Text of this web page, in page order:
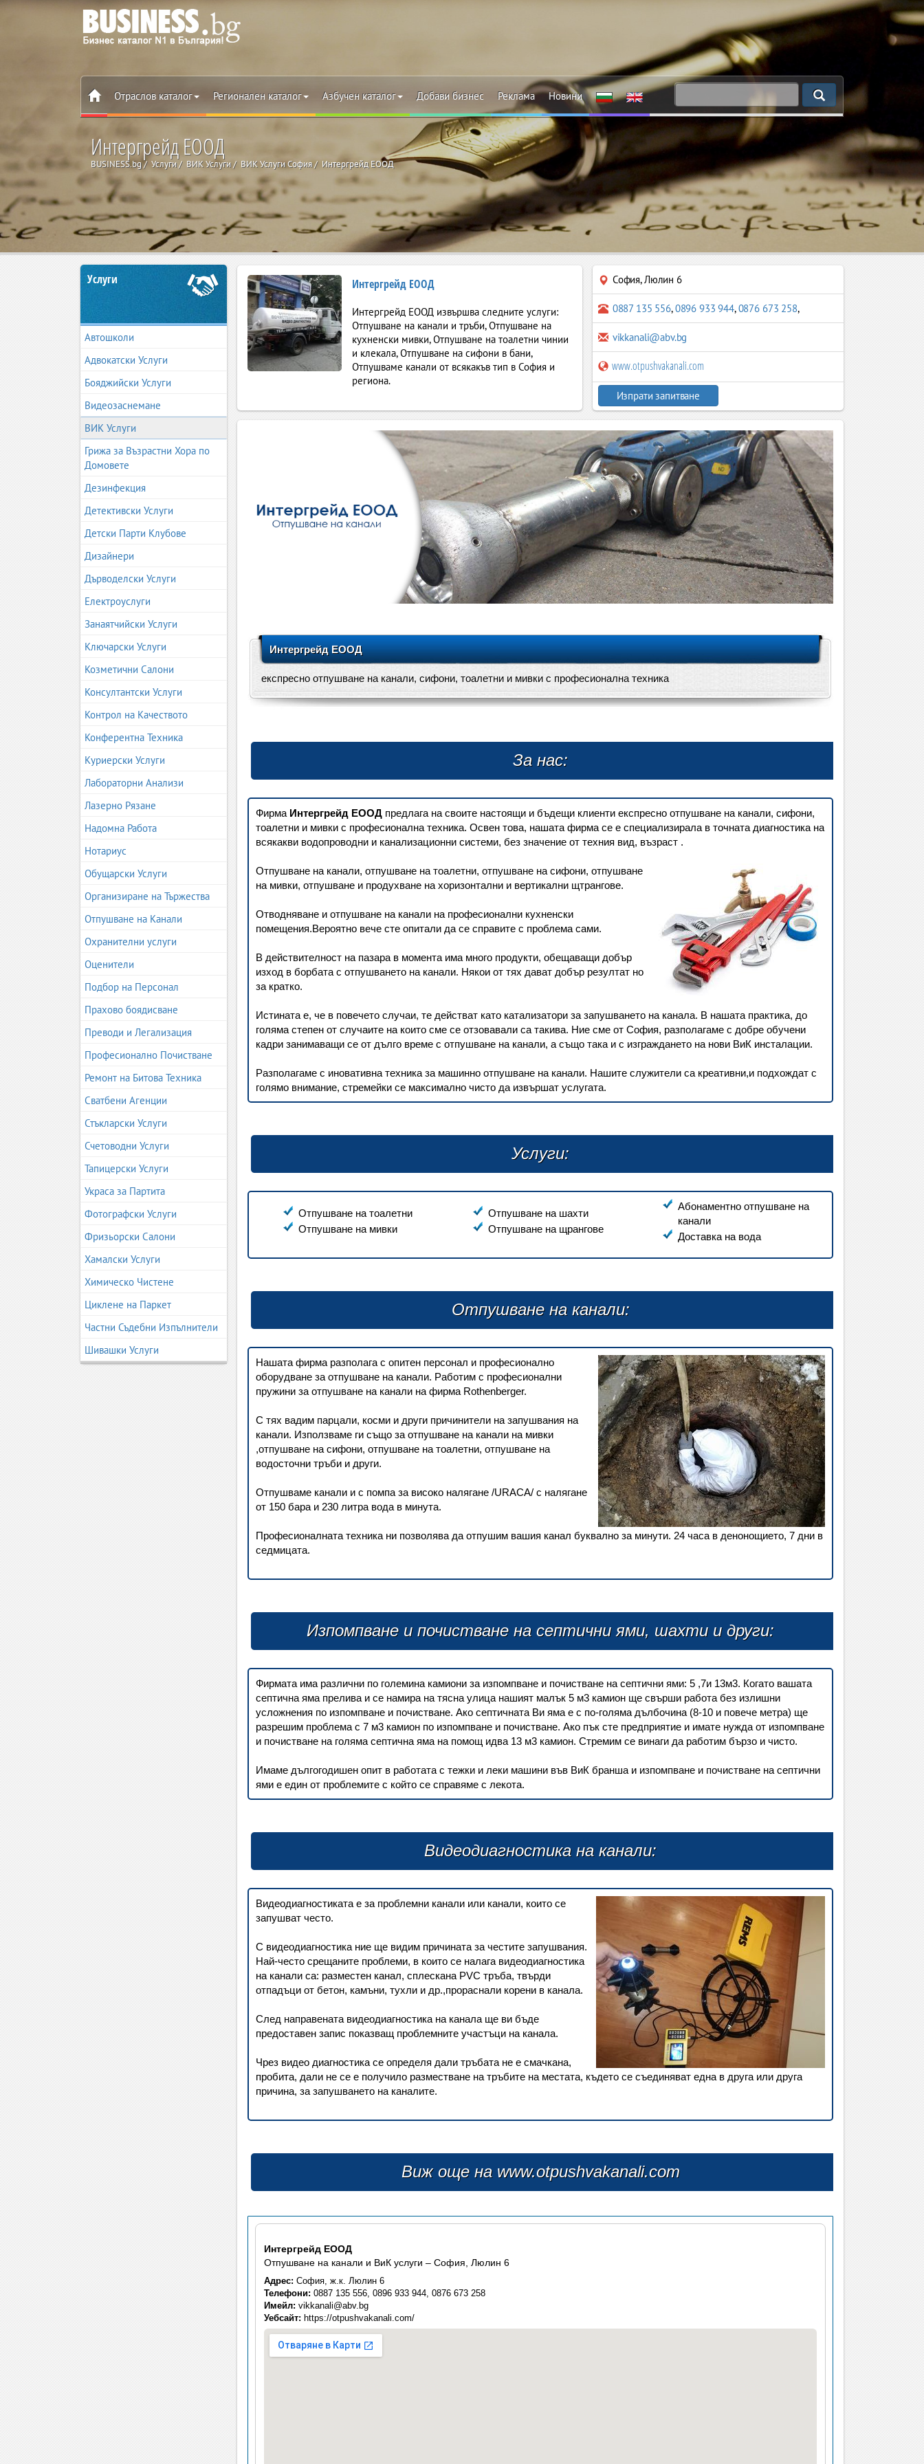
Отраслов каталог Регионален каталог Азбучен каталог Добави бизнес Реклама Новини
Интергрейд ЕООД
BUSINESS.bg Услуги ВИК Услуги ВИК Услуги София Интергрейд ЕООД
Услуги
Автошколи
Адвокатски Услуги
Бояджийски Услуги
Видеозаснемане
ВИК Услуги
Грижа за Възрастни Хора по
Домовете
Дезинфекция
Детективски Услуги
Детски Парти Клубове
Дизайнери
Дърводелски Услуги
Електроуслуги
Занаятчийски Услуги
Ключарски Услуги
Козметични Салони
Консултантски Услуги
Контрол на Качеството
Конферентна Техника
Куриерски Услуги
Лабораторни Анализи
Лазерно Рязане
Надомна Работа
Нотариус
Обущарски Услуги
Организиране на Тържества
Отпушване на Канали
Охранителни услуги
Оценители
Подбор на Персонал
Прахово боядисване
Преводи и Легализация
Професионално Почистване
Ремонт на Битова Техника
Сватбени Агенции
Стъкларски Услуги
Счетоводни Услуги
Тапицерски Услуги
Украса за Партита
Фотографски Услуги
Фризьорски Салони
Хамалски Услуги
Химическо Чистене
Циклене на Паркет
Частни Съдебни Изпълнители
Шивашки Услуги
Интергрейд ЕООД
Интергрейд ЕООД извършва следните услуги:
Отпушване на канали и тръби, Отпушване на
кухненски мивки, Отпушване на тоалетни чинии
и клекала, Отпушване на сифони в бани,
Отпушваме канали от всякакъв тип в София и
региона.
София,Люлин 6
0887 135 556,0896 933 944,0876 673 258,
vikkanali@abv.bg
www.otpushvakanali.com
Изпрати запитване
Интергрейд ЕООД
експресно отпушване на канали, сифони, тоалетни и мивки с професионална техника
За нас:
Фирма Интергрейд ЕООД предлага на своите настоящи и бъдещи клиенти експресно отпушване на канали, сифони,
тоалетни и мивки с професионална техника. Освен това, нашата фирма се е специализирала в точната диагностика на
всякакви водопроводни и канализационни системи, без значение от техния вид, възраст .
Отпушване на канали, отпушване на тоалетни, отпушване на сифони, отпушване
на мивки, отпушване и продухване на хоризонтални и вертикални щтрангове.
Отводняване и отпушване на канали на професионални кухненски
помещения.Вероятно вече сте опитали да се справите с проблема сами.
В действителност на пазара в момента има много продукти, обещаващи добър
изход в борбата с отпушването на канали. Някои от тях дават добър резултат но
за кратко.
Истината е, че в повечето случаи, те действат като катализатори за запушването на канала. В нашата практика, до
голяма степен от случаите на които сме се отзовавали са такива. Ние сме от София, разполагаме с добре обучени
кадри занимаващи се от дълго време с отпушване на канали, а също така и с изграждането на нови ВиК инсталации.
Разполагаме с иновативна техника за машинно отпушване на канали. Нашите служители са креативни,и подхождат с
голямо внимание, стремейки се максимално чисто да извършат услугата.
Услуги:
Отпушване на тоалетни
Отпушване на мивки
Отпушване на шахти
Отпушване на щрангове
Абонаментно отпушване на
канали
Доставка на вода
Отпушване на канали:
Нашата фирма разполага с опитен персонал и професионално
оборудване за отпушване на канали. Работим с професионални
пружини за отпушване на канали на фирма Rothenberger.
С тях вадим парцали, косми и други причинители на запушвания на
канали. Използваме ги също за отпушване на канали на мивки
,отпушване на сифони, отпушване на тоалетни, отпушване на
водосточни тръби и други.
Отпушваме канали и с помпа за високо налягане /URACA/ с налягане
от 150 бара и 230 литра вода в минута.
Професионалната техника ни позволява да отпушим вашия канал буквално за минути. 24 часа в денонощието, 7 дни в
седмицата.
Изпомпване и почистване на септични ями, шахти и други:
Фирмата има различни по големина камиони за изпомпване и почистване на септични ями: 5 ,7и 13м3. Когато вашата
септична яма прелива и се намира на тясна улица нашият малък 5 м3 камион ще свърши работа без излишни
усложнения по изпомпване и почистване. Ако септичната Ви яма е с по-голяма дълбочина (8-10 и повече метра) ще
разрешим проблема с 7 м3 камион по изпомпване и почистване. Ако пък сте предприятие и имате нужда от изпомпване
и почистване на голяма септична яма на помощ идва 13 м3 камион. Стремим се винаги да работим бързо и чисто.
Имаме дългогодишен опит в работата с тежки и леки машини във ВиК бранша и изпомпване и почистване на септични
ями е един от проблемите с който се справяме с лекота.
Видеодиагностика на канали:
Видеодиагностиката е за проблемни канали или канали, които се
запушват често.
С видеодиагностика ние ще видим причината за честите запушвания.
Най-често срещаните проблеми, в които се налага видеодиагностика
на канали са: разместен канал, сплескана PVC тръба, твърди
отпадъци от бетон, камъни, тухли и др.,прораснали корени в канала.
След направената видеодиагностика на канала ще ви бъде
предоставен запис показващ проблемните участъци на канала.
Чрез видео диагностика се определя дали тръбата не е смачкана,
пробита, дали не се е получило разместване на тръбите на местата, където се съединяват една в друга или друга
причина, за запушването на каналите.
Виж още на www.otpushvakanali.com
Интергрейд ЕООД
Отпушване на канали и ВиК услуги – София, Люлин 6
Адрес: София, ж.к. Люлин 6
Телефони: 0887 135 556, 0896 933 944, 0876 673 258
Имейл: vikkanali@abv.bg
Уебсайт: https://otpushvakanali.com/